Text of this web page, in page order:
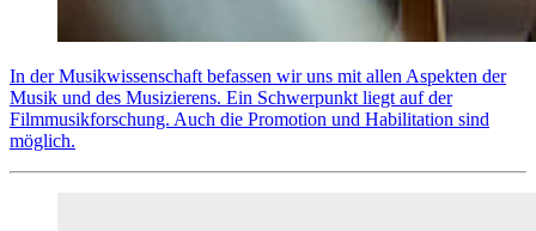
In der Musikwissenschaft befassen wir uns mit allen Aspekten der
Musik und des Musizierens. Ein Schwerpunkt liegt auf der
Filmmusikforschung. Auch die Promotion und Habilitation sind
möglich.